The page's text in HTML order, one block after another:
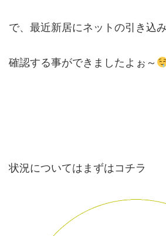
で、最近新居にネットの引き込
確認する事ができましたよぉ～
状況についてはまずはコチラ